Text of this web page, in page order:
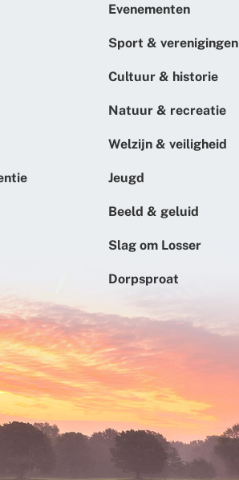
Evenementen
Sport & verenigingen
Cultuur & historie
Natuur & recreatie
Welzijn & veiligheid
Jeugd
Beeld & geluid
Slag om Losser
Dorpsproat